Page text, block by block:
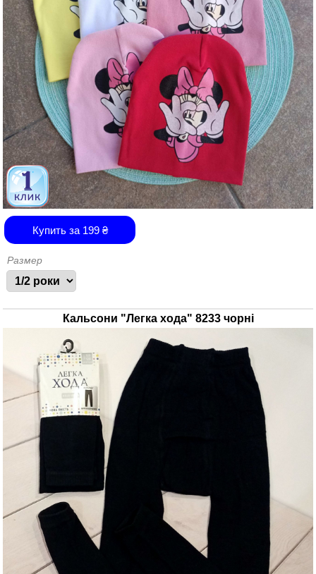
Купить за 199₴
Размер
Кальсони "Легка хода" 8233 чорні